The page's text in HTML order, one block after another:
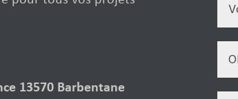
13570 Barbentane